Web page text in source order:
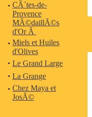
· CÃ´tes-de-
Provence
MÃ©daillÃ©s
d'Or Ã
· Miels et Huiles
d'Olives
· Le Grand Large
· La Grange
· Chez Maya et
JosÃ©